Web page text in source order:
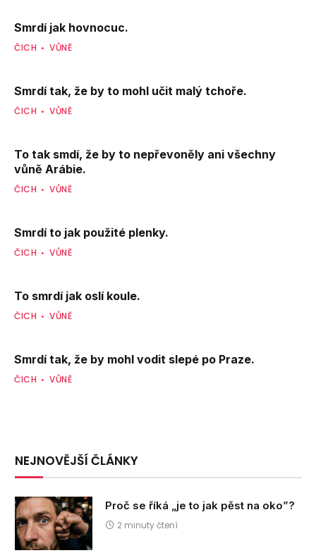
Smrdí jak hovnocuc.
ČICH VŮNĚ
Smrdí tak, že by to mohl učit malý tchoře.
ČICH VŮNĚ
To tak smdí, že by to nepřevoněly ani všechny
vůně Arábie.
ČICH VŮNĚ
Smrdí to jak použité plenky.
ČICH VŮNĚ
To smrdí jak oslí koule.
ČICH VŮNĚ
Smrdí tak, že by mohl vodit slepé po Praze.
ČICH VŮNĚ
NEJNOVĚJŠÍ ČLÁNKY
Proč se říká „je to jak pěst na oko”?
2 minuty čtení